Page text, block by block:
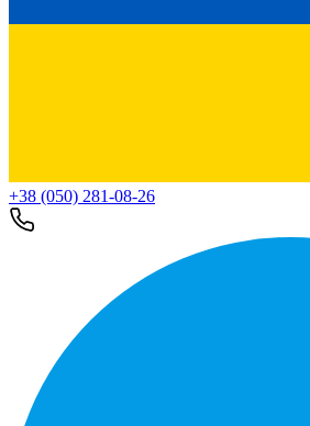
+38 (050) 281-08-26